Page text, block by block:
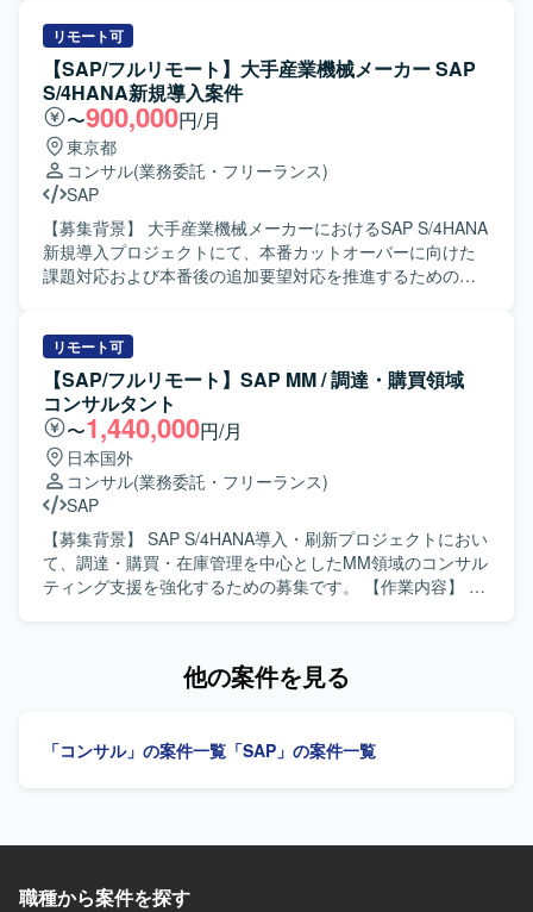
まで、幅広い領域を一貫して経験できるポジションです。
SD／MM／PP／COなど複数モジュールに関わることで、業
務プロセス理解と技術スキルの双方を高めることができま
す。また、運用・開発・PMO業務が並行する環境のため、
キャリアの選択肢を広げる経験を積むことができます。
【開発環境】 SAP ECC6.0を中心とした環境で、ABAPによ
る開発およびJP1を用いたジョブ管理を行います。Office製
品を活用しながら、月次書類作成や各種管理業務も実施し
ていただきます。
ーションを取りながら主体的に要件整理と設計を進めてい
ただける方を求めております。 【ポジションの魅力】 基幹
システム全体のSAP導入プロジェクトに上流工程から参画
でき、販売管理や購買管理／在庫管理領域での業務知見と
SAPスキルを高めていただけます。 【開発環境】 SAP
S/4HANAを中心とした基幹システム環境となります。
リモート可
【SAP/フルリモート】大手産業機械メーカー SAP
S/4HANA新規導入案件
〜900,000円/月
東京都
コンサル(業務委託・フリーランス)
SAP
【募集背景】 大手産業機械メーカーにおけるSAP S/4HANA
新規導入プロジェクトにて、本番カットオーバーに向けた
課題対応および本番後の追加要望対応を推進するための人
や課題対応の調査・機能検証を行っていただきます。 仕様
変更内容を整理し、開発者への指示および受入テストを実
施していただきます。 データ移行関連作業を担当していた
だきます。 上記作業を進めるうえでの顧客との打ち合わせ
に参加し、業務内容や課題の整理を行っていただきます。
本番カットオーバーに向けた課題・追加要望対応および本
番カットオーバー後の追加要望対応フェーズにおける業務
を継続してご対応いただきます。 【求める人物像】 顧客と
直接会話しながら業務を進めることができ、報告・連絡・
相談を適切に行っていただける方を求めております。 SAP
MMモジュールに関する未知の領域についても自ら調査し、
MM領域における業務知識とSAPのスキルを高めながら、顧
す。 【開発環境】 SAP S/4HANA（MMモジュール）、アド
す。
リモート可
【SAP/フルリモート】SAP MM / 調達・購買領域
コンサルタント
〜1,440,000円/月
日本国外
コンサル(業務委託・フリーランス)
SAP
【募集背景】 SAP S/4HANA導入・刷新プロジェクトにおい
て、調達・購買・在庫管理を中心としたMM領域のコンサル
ティング支援を強化するための募集です。 【作業内容】 調
います。テストおよび移行支援にも携わっていただきま
スに主体的に取り組んでいただける方を求めています。日
なプロジェクトに参画し、調達・購買領域における専門性
だけます。MMリードとしてのキャリア形成や他モジュール
他の案件を見る
「コンサル」の案件一覧 「SAP」の案件一覧
職種から案件を探す